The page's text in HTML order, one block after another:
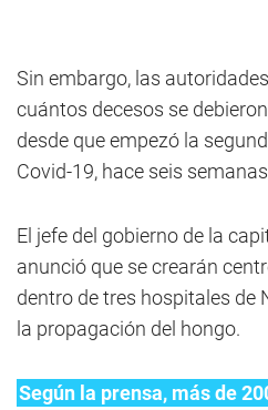
Sin embargo, las
cuántos decesos se
desde que empezó la
Covid-19, hace seis
El jefe del gobierno de la
anunció que se crearán
dentro de tres hospitales de
la propagación del hongo.
Según la prensa, más de